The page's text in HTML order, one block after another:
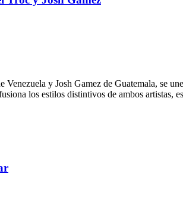
Venezuela y Josh Gamez de Guatemala, se
los estilos distintivos de ambos